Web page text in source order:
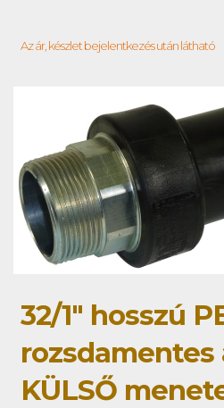
Az ár, készlet bejelentkezés után látható
32/1" hosszú
rozsdamentes
KÜLSŐ